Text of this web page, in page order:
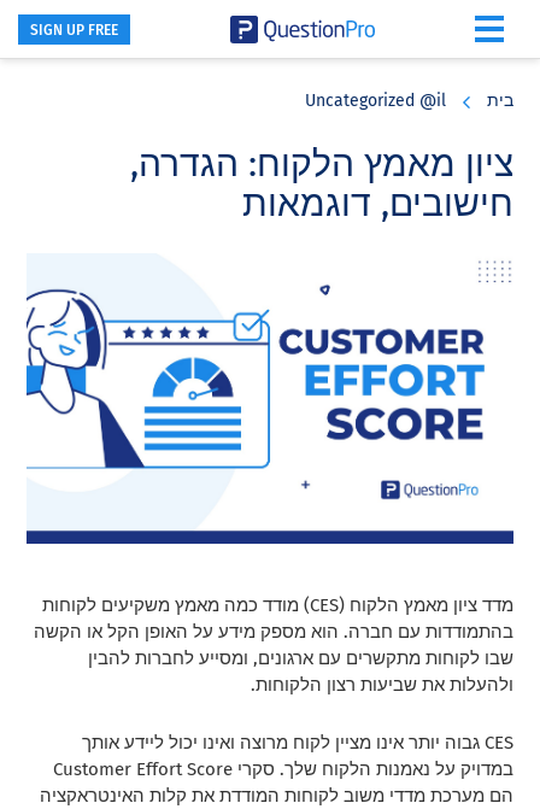
SIGN UP FREE
בית Uncategorized @il
ציון מאמץ הלקוח: הגדרה,
חישובים, דוגמאות
מדד ציון מאמץ הלקוח (CES) מודד כמה מאמץ משקיעים לקוחות
בהתמודדות עם חברה. הוא מספק מידע על האופן הקל או הקשה
שבו לקוחות מתקשרים עם ארגונים, ומסייע לחברות להבין
ולהעלות את שביעות רצון הלקוחות.
CES גבוה יותר אינו מציין לקוח מרוצה ואינו יכול ליידע אותך
במדויק על נאמנות הלקוח שלך. סקרי Customer Effort Score
הם מערכת מדדי משוב לקוחות המודדת את קלות האינטראקציה